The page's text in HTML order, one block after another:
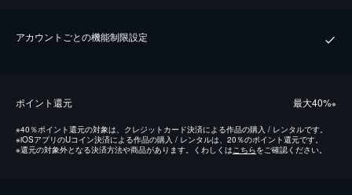
アカウントごとの機能制限設定
ポイント還元 最⼤40%※
※40％ポイント還元の対象は、クレジットカード決済による作品の購入 / レンタルです。
※iOSアプリのUコイン決済による作品の購入 / レンタルは、20％のポイント還元です。
※還元の対象外となる決済方法や商品があります。くわしくはこちらをご確認ください。